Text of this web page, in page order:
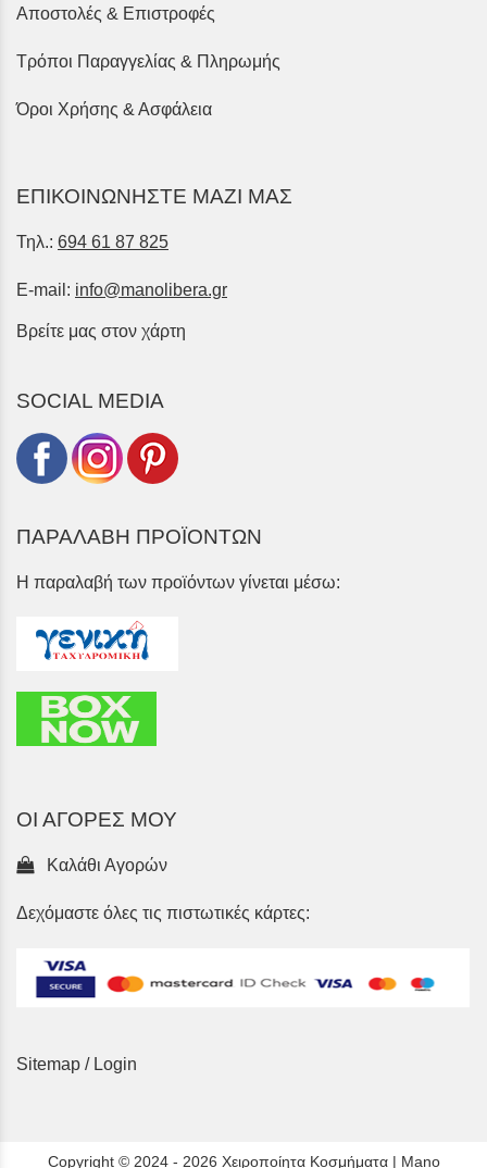
Αποστολές & Επιστροφές
Τρόποι Παραγγελίας & Πληρωμής
Όροι Χρήσης & Ασφάλεια
ΕΠΙΚΟΙΝΩΝΗΣΤΕ ΜΑΖΙ ΜΑΣ
Τηλ.: 694 61 87 825
E-mail: info@manolibera.gr
Βρείτε μας στον χάρτη
SOCIAL MEDIA
ΠΑΡΑΛΑΒΗ ΠΡΟΪΟΝΤΩΝ
Η παραλαβή των προϊόντων γίνεται μέσω:
ΟΙ ΑΓΟΡΕΣ ΜΟΥ
Καλάθι Αγορών
Δεχόμαστε όλες τις πιστωτικές κάρτες:
Sitemap / Login
Copyright © 2024 - 2026 Χειροποίητα Κοσμήματα | Mano